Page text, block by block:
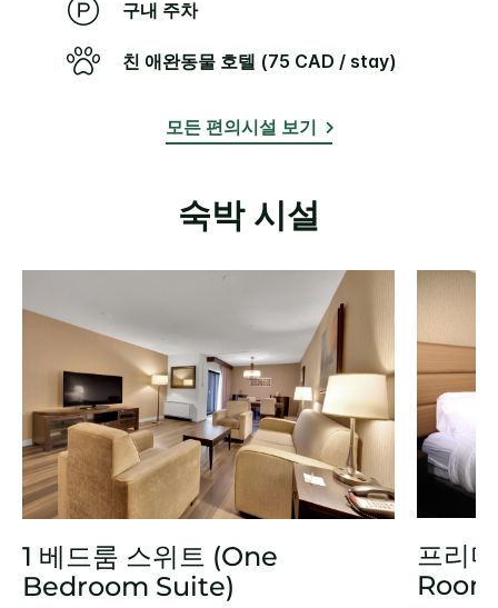
구내 주차
친 애완동물 호텔 (75 CAD / stay)
모든 편의시설 보기
숙박 시설
1 베드룸 스위트 (One
Bedroom Suite)
프리